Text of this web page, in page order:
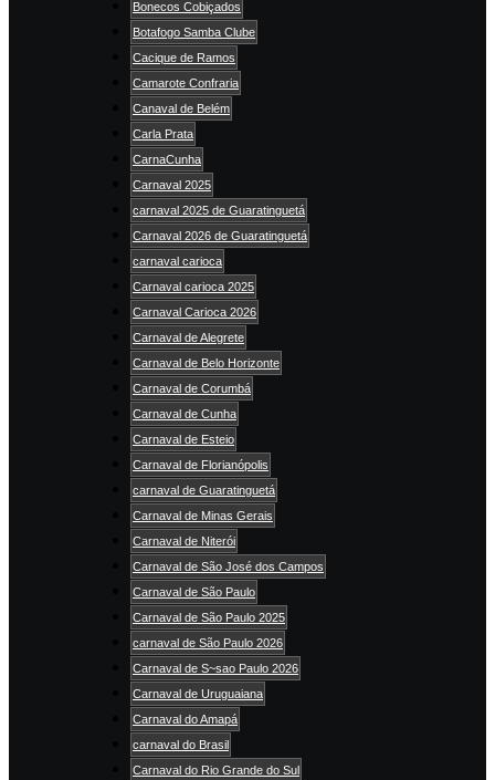
Bonecos Cobiçados
Botafogo Samba Clube
Cacique de Ramos
Camarote Confraria
Canaval de Belém
Carla Prata
CarnaCunha
Carnaval 2025
carnaval 2025 de Guaratinguetá
Carnaval 2026 de Guaratinguetá
carnaval carioca
Carnaval carioca 2025
Carnaval Carioca 2026
Carnaval de Alegrete
Carnaval de Belo Horizonte
Carnaval de Corumbá
Carnaval de Cunha
Carnaval de Esteio
Carnaval de Florianópolis
carnaval de Guaratinguetá
Carnaval de Minas Gerais
Carnaval de Niterói
Carnaval de São José dos Campos
Carnaval de São Paulo
Carnaval de São Paulo 2025
carnaval de São Paulo 2026
Carnaval de S~sao Paulo 2026
Carnaval de Uruguaiana
Carnaval do Amapá
carnaval do Brasil
Carnaval do Rio Grande do Sul